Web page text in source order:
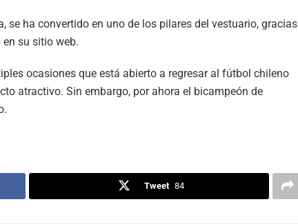
se ha convertido en uno de los pilares del vestuario, gracias
su sitio web.
ocasiones que está abierto a regresar al fútbol chileno
atractivo. Sin embargo, por ahora el bicampeón de
Tweet 84